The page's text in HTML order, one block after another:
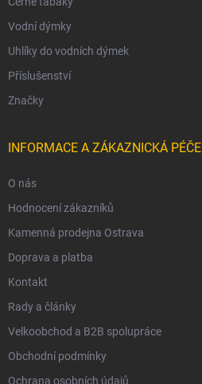
Vodní dýmky
Uhlíky do vodních dýmek
Příslušenství
Značky
INFORMACE A ZÁKAZNICKÁ PÉČE
O nás
Hodnocení zákazníků
Kamenná prodejna Ostrava
Doprava a platba
Kontakt
Rady a články
Velkoobchod a B2B spolupráce
Obchodní podmínky
Ochrana osobních údajů